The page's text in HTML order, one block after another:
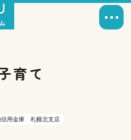
育て
信用金庫 札幌北支店